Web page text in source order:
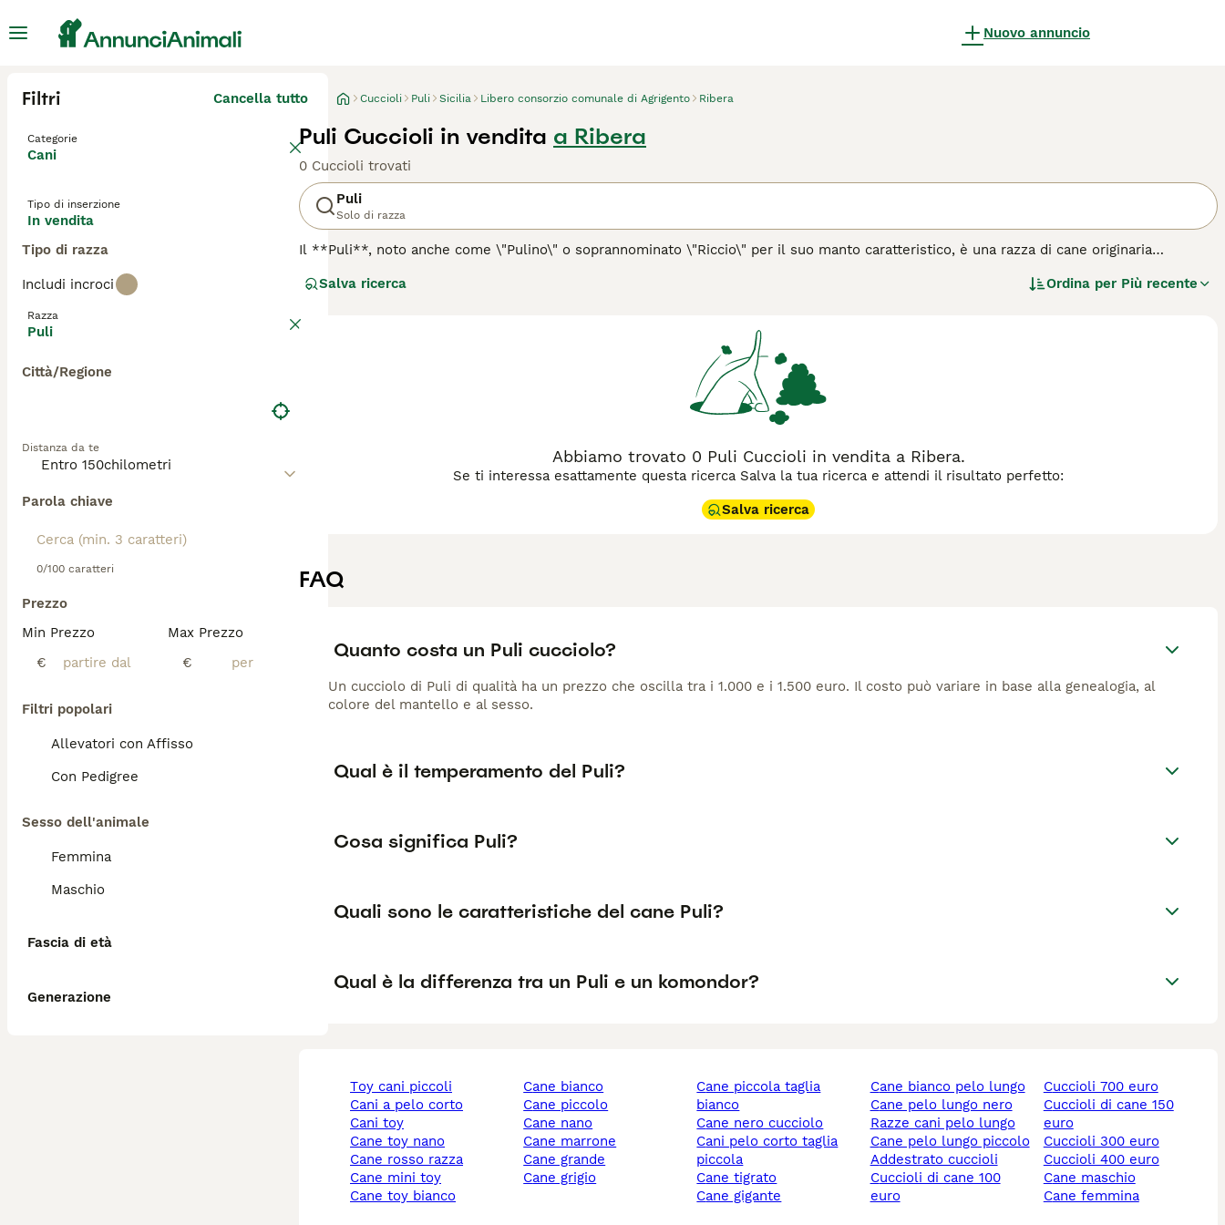
Nuovo annuncio
Filtri Cancella tutto
Categorie
Cani
Tipo di inserzione
In vendita
Tipo di razza
Includi incroci
Razza
Puli
Città/Regione
Distanza da te
Parola chiave
0/100 caratteri
Prezzo
Min Prezzo
€
Max Prezzo
€
Filtri popolari
Allevatori con Affisso
Con Pedigree
Sesso dell'animale
Femmina
Maschio
Fascia di età
Generazione
Cuccioli Puli Sicilia Libero consorzio comunale di Agrigento Ribera
Puli Cuccioli in vendita a Ribera
0 Cuccioli trovati
Puli
Solo di razza
Il **Puli**, noto anche come \"Pulino\" o soprannominato \"Riccio\" per il suo manto caratteristico, è una razza di cane originaria
delle dreadlocks naturali, un aspetto unico che richiede una cura attenta e regolare. Il suo pelo può essere nero, bianco o grigio, ed è
vivace e intelligente. È un cane energico, fedele e molto adatto a famiglie attive, specialmente a chi ama le attività all'aria aperta e può
garantire lunghe passeggiate quotidiane. Il Puli è noto per le sue abilità di cane da pastore, quindi ha un forte istinto al branco e può
essere riservato con gli estranei ma molto affettuoso con la famiglia. È importante sottolineare che il manto del Puli richiede una
toelettatura specializzata, che consiste nella separazione manuale delle corde per evitare nodi e mantenere la salute della pelle. Tra le
parole chiave più cercate in Italia ci sono \"puli pelo corto\", \"puli prezzo\", \"cucciolo puli\" e \"puli temperamento\", evidenziando
l'interesse per il suo carattere e le caratteristiche fisiche, oltre al costo di adozione. In sintesi, il **cane Puli** è ideale per chi cerca un
Salva ricerca Ordina per Più recente
Abbiamo trovato 0 Puli Cuccioli in vendita a Ribera.
Se ti interessa esattamente questa ricerca Salva la tua ricerca e attendi il risultato perfetto:
Salva ricerca
FAQ
Quanto costa un Puli cucciolo?
Un cucciolo di Puli di qualità ha un prezzo che oscilla tra i 1.000 e i 1.500 euro. Il costo può variare in base alla genealogia, al
colore del mantello e al sesso.
Qual è il temperamento del Puli?
Cosa significa Puli?
Quali sono le caratteristiche del cane Puli?
Qual è la differenza tra un Puli e un komondor?
toy cani piccoli
cani a pelo corto
cani toy
cane toy nano
cane rosso razza
cane mini toy
cane toy bianco
cane bianco
cane piccolo
cane nano
cane marrone
cane grande
cane grigio
cane piccola taglia
bianco
cane nero cucciolo
cani pelo corto taglia
piccola
cane tigrato
cane gigante
cane bianco pelo lungo
cane pelo lungo nero
razze cani pelo lungo
cane pelo lungo piccolo
addestrato cuccioli
cuccioli di cane 100
euro
cuccioli 700 euro
cuccioli di cane 150
euro
cuccioli 300 euro
cuccioli 400 euro
cane maschio
cane femmina